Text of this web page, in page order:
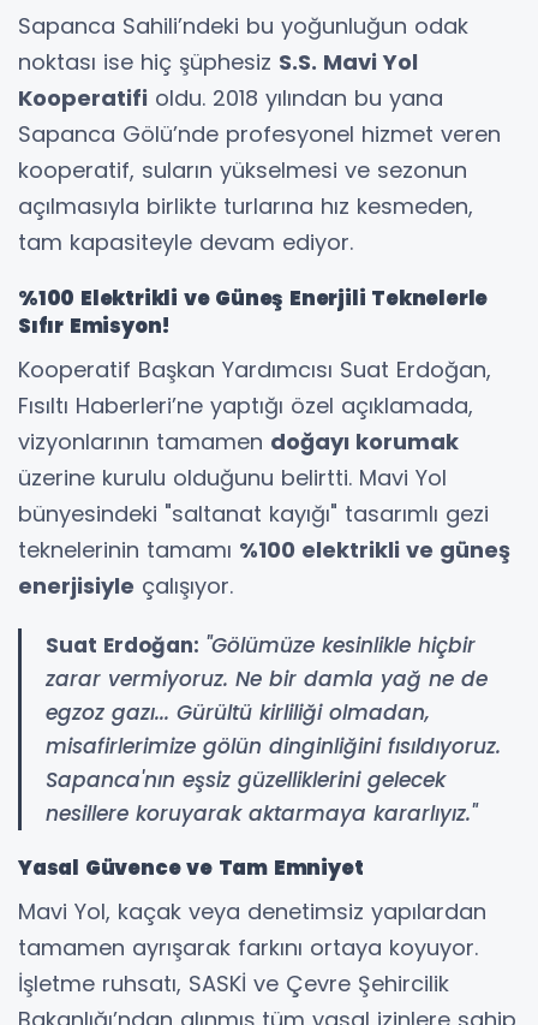
Sapanca Sahili’ndeki bu yoğunluğun odak
noktası ise hiç şüphesiz S.S. Mavi Yol
Kooperatifi oldu. 2018 yılından bu yana
Sapanca Gölü’nde profesyonel hizmet veren
kooperatif, suların yükselmesi ve sezonun
açılmasıyla birlikte turlarına hız kesmeden,
tam kapasiteyle devam ediyor.
%100 Elektrikli ve Güneş Enerjili Teknelerle
Sıfır Emisyon!
Kooperatif Başkan Yardımcısı Suat Erdoğan,
Fısıltı Haberleri’ne yaptığı özel açıklamada,
vizyonlarının tamamen doğayı korumak
üzerine kurulu olduğunu belirtti. Mavi Yol
bünyesindeki "saltanat kayığı" tasarımlı gezi
teknelerinin tamamı %100 elektrikli ve güneş
enerjisiyle çalışıyor.
Suat Erdoğan: "Gölümüze kesinlikle hiçbir
zarar vermiyoruz. Ne bir damla yağ ne de
egzoz gazı... Gürültü kirliliği olmadan,
misafirlerimize gölün dinginliğini fısıldıyoruz.
Sapanca'nın eşsiz güzelliklerini gelecek
nesillere koruyarak aktarmaya kararlıyız."
Yasal Güvence ve Tam Emniyet
Mavi Yol, kaçak veya denetimsiz yapılardan
tamamen ayrışarak farkını ortaya koyuyor.
İşletme ruhsatı, SASKİ ve Çevre Şehircilik